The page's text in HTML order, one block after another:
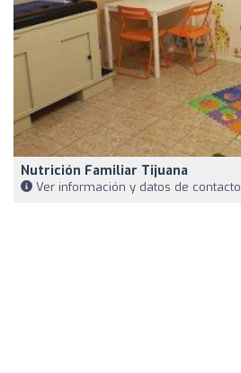
Nutrición Familiar Tijuana
Ver información y datos de contacto